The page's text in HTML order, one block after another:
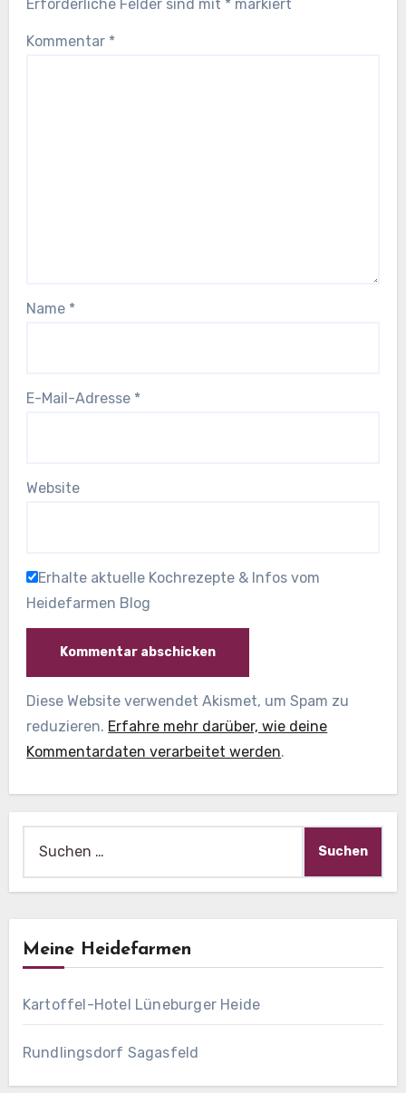
Erforderliche Felder sind mit * markiert
Kommentar *
Name *
E-Mail-Adresse *
Website
Erhalte aktuelle Kochrezepte & Infos vom
Heidefarmen Blog
Diese Website verwendet Akismet, um Spam zu
reduzieren. Erfahre mehr darüber, wie deine
Kommentardaten verarbeitet werden.
nach:
Meine Heidefarmen
Kartoffel-Hotel Lüneburger Heide
Rundlingsdorf Sagasfeld